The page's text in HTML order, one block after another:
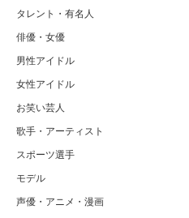
タレント・有名人
俳優・女優
男性アイドル
女性アイドル
お笑い芸人
歌手・アーティスト
スポーツ選手
モデル
声優・アニメ・漫画